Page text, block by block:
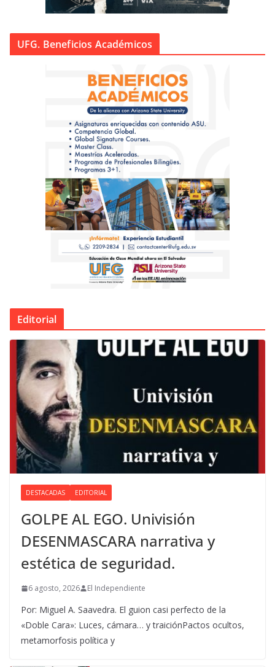
UFG. Beneficios Académicos
Editorial
DESTACADAS EDITORIAL
GOLPE AL EGO. Univisión
DESENMASCARA narrativa y
estética de seguridad.
6 agosto, 2026 El Independiente
Por: Miguel A. Saavedra. El guion casi perfecto de la
«Doble Cara»: Luces, cámara… y traiciónPactos ocultos,
metamorfosis política y